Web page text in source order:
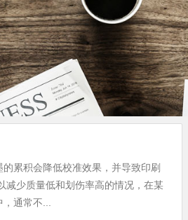
累积会降低校准效果，并导致印刷
减少质量低和划伤率高的情况，在某
，通常不...